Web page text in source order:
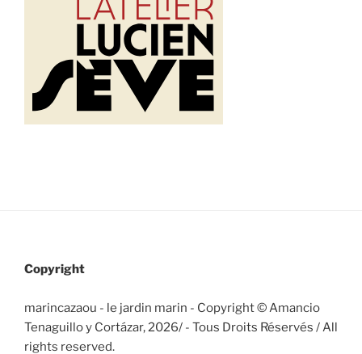
Copyright
marincazaou - le jardin marin - Copyright © Amancio
Tenaguillo y Cortázar, 2026/ - Tous Droits Réservés / All
rights reserved.